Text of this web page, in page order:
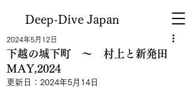
Deep-Dive Japan
下越の城下町 ～ 村上と新発田
MAY,2024
2024年5月12日
更新日： 2024年5月14日